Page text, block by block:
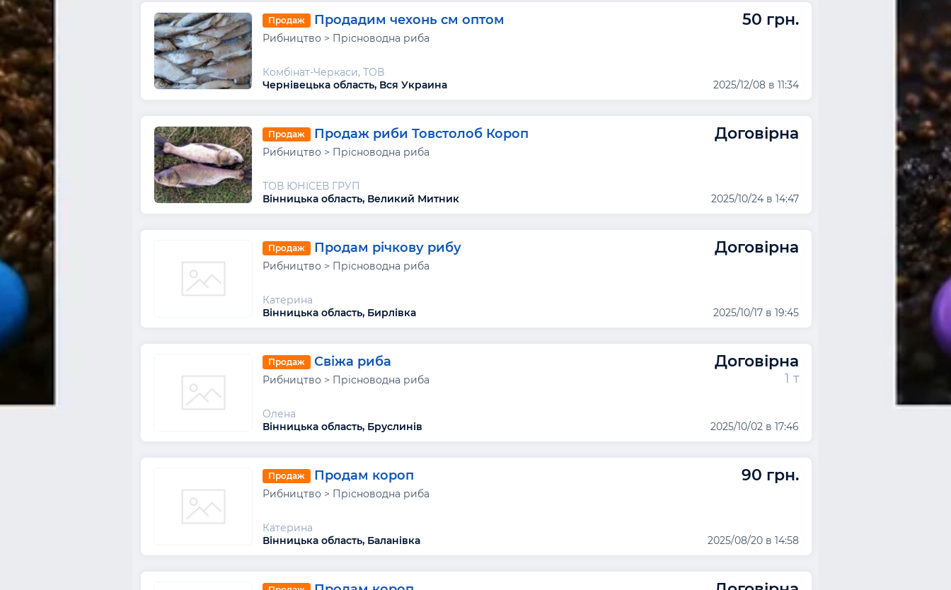
Продаж Продадим чехонь см оптом 50 грн.
Рибництво > Прісноводна риба
Комбінат-Черкаси, ТОВ
Чернівецька область, Вся Украина
2025/12/08 в 11:34
Продаж Продаж риби Товстолоб Короп Договірна
Рибництво > Прісноводна риба
ТОВ ЮНІСЕВ ГРУП
Вінницька область, Великий Митник
2025/10/24 в 14:47
Продаж Продам річкову рибу Договірна
Рибництво > Прісноводна риба
Катерина
Вінницька область, Бирлівка
2025/10/17 в 19:45
Продаж Свіжа риба Договірна
Рибництво > Прісноводна риба 1 т
Олена
Вінницька область, Бруслинів
2025/10/02 в 17:46
Продаж Продам короп 90 грн.
Рибництво > Прісноводна риба
Катерина
Вінницька область, Баланівка
2025/08/20 в 14:58